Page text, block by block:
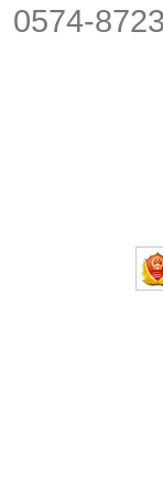
0574-